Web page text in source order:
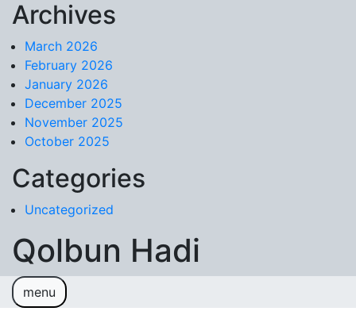
Skip to content
Archives
March 2026
February 2026
January 2026
December 2025
November 2025
October 2025
Categories
Uncategorized
Qolbun Hadi
menu